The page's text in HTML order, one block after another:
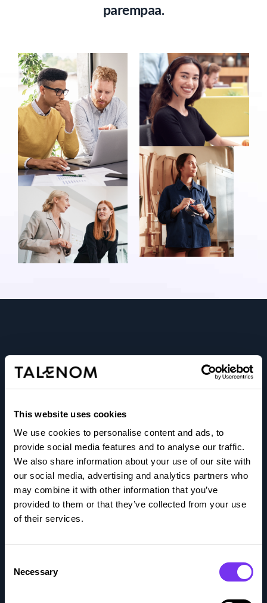
This website uses cookies
We use cookies to personalise content and ads, to
provide social media features and to analyse our traffic.
We also share information about your use of our site with
our social media, advertising and analytics partners who
may combine it with other information that you’ve
provided to them or that they’ve collected from your use
of their services.
Selection
Necessary
parempaa.
Talenom tarjoaa yrittäjille luotettavaa, selkeää ja oikea-
Ymmärrämme yrityksesi arjen, vastaamme tarpeisiisi ja
mahdollisimman helppoa.
Autamme yrittäjiä menestymään.
Meistä
Keitä me olemme